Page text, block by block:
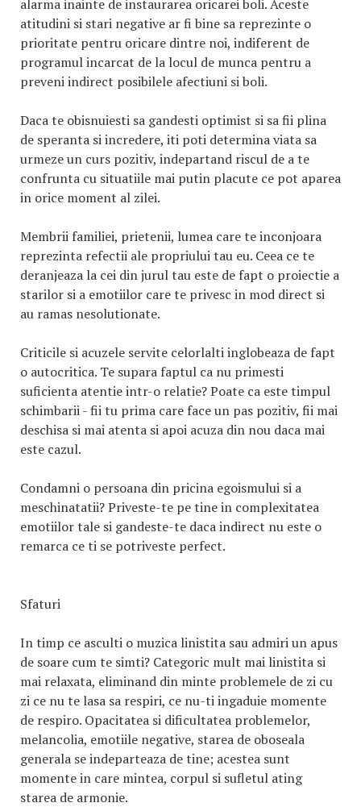
alarma inainte de instaurarea oricarei boli. Aceste
atitudini si stari negative ar fi bine sa reprezinte o
prioritate pentru oricare dintre noi, indiferent de
programul incarcat de la locul de munca pentru a
preveni indirect posibilele afectiuni si boli.
Daca te obisnuiesti sa gandesti optimist si sa fii plina
de speranta si incredere, iti poti determina viata sa
urmeze un curs pozitiv, indepartand riscul de a te
confrunta cu situatiile mai putin placute ce pot aparea
in orice moment al zilei.
Membrii familiei, prietenii, lumea care te inconjoara
reprezinta refectii ale propriului tau eu. Ceea ce te
deranjeaza la cei din jurul tau este de fapt o proiectie a
starilor si a emotiilor care te privesc in mod direct si
au ramas nesolutionate.
Criticile si acuzele servite celorlalti inglobeaza de fapt
o autocritica. Te supara faptul ca nu primesti
suficienta atentie intr-o relatie? Poate ca este timpul
schimbarii - fii tu prima care face un pas pozitiv, fii mai
deschisa si mai atenta si apoi acuza din nou daca mai
este cazul.
Condamni o persoana din pricina egoismului si a
meschinatatii? Priveste-te pe tine in complexitatea
emotiilor tale si gandeste-te daca indirect nu este o
remarca ce ti se potriveste perfect.
Sfaturi
In timp ce asculti o muzica linistita sau admiri un apus
de soare cum te simti? Categoric mult mai linistita si
mai relaxata, eliminand din minte problemele de zi cu
zi ce nu te lasa sa respiri, ce nu-ti ingaduie momente
de respiro. Opacitatea si dificultatea problemelor,
melancolia, emotiile negative, starea de oboseala
generala se indeparteaza de tine; acestea sunt
momente in care mintea, corpul si sufletul ating
starea de armonie.